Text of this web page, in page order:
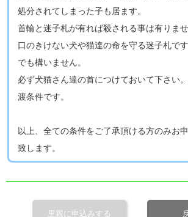
処分されてしまった子も居ます。
首輪と迷子札が有れば殺される事は有りませ
口のきけない犬や猫達の命を守る迷子札で
でも構いません。
必ず犬猫さん達の首につけておいて下さい
渡条件です。
以上、全ての条件をご了承頂ける方のみお
致します​。
里親に申込みする